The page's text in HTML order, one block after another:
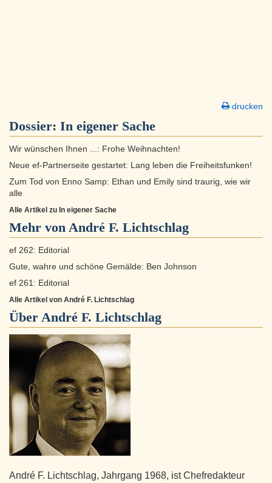
drucken
Dossier: In eigener Sache
Wir wünschen Ihnen ...: Frohe Weihnachten!
Neue ef-Partnerseite gestartet: Lang leben die Freiheitsfunken!
Zum Tod von Enno Samp: Ethan und Emily sind traurig, wie wir
alle
Alle Artikel zu In eigener Sache
Mehr von André F. Lichtschlag
ef 262: Editorial
Gute, wahre und schöne Gemälde: Ben Johnson
ef 261: Editorial
Alle Artikel von André F. Lichtschlag
Über André F. Lichtschlag
André F. Lichtschlag, Jahrgang 1968, ist Chefredakteur